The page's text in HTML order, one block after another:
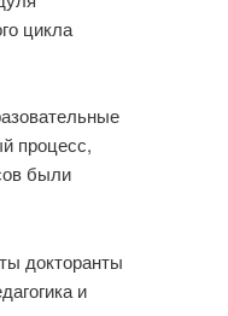
цикла
процесс,
были
докторанты
и